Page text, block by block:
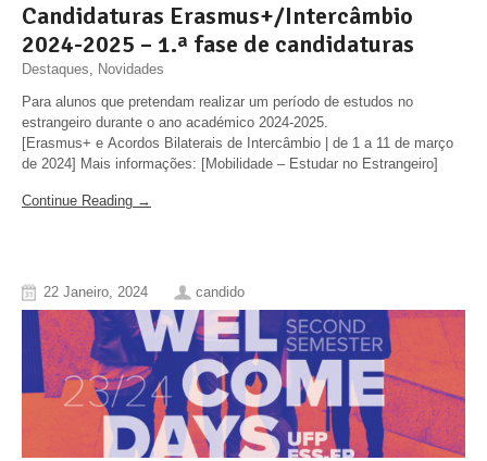
Candidaturas Erasmus+/Intercâmbio
2024-2025 – 1.ª fase de candidaturas
Destaques, Novidades
Para alunos que pretendam realizar um período de estudos no
estrangeiro durante o ano académico 2024-2025.
[Erasmus+ e Acordos Bilaterais de Intercâmbio | de 1 a 11 de março
de 2024] Mais informações: [Mobilidade – Estudar no Estrangeiro]
Continue Reading →
22 Janeiro, 2024 candido